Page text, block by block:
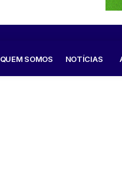
QUEM SOMOS NOTÍCIAS